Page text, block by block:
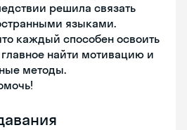
решила связать
языками.
каждый способен освоить
найти мотивацию и
методы.